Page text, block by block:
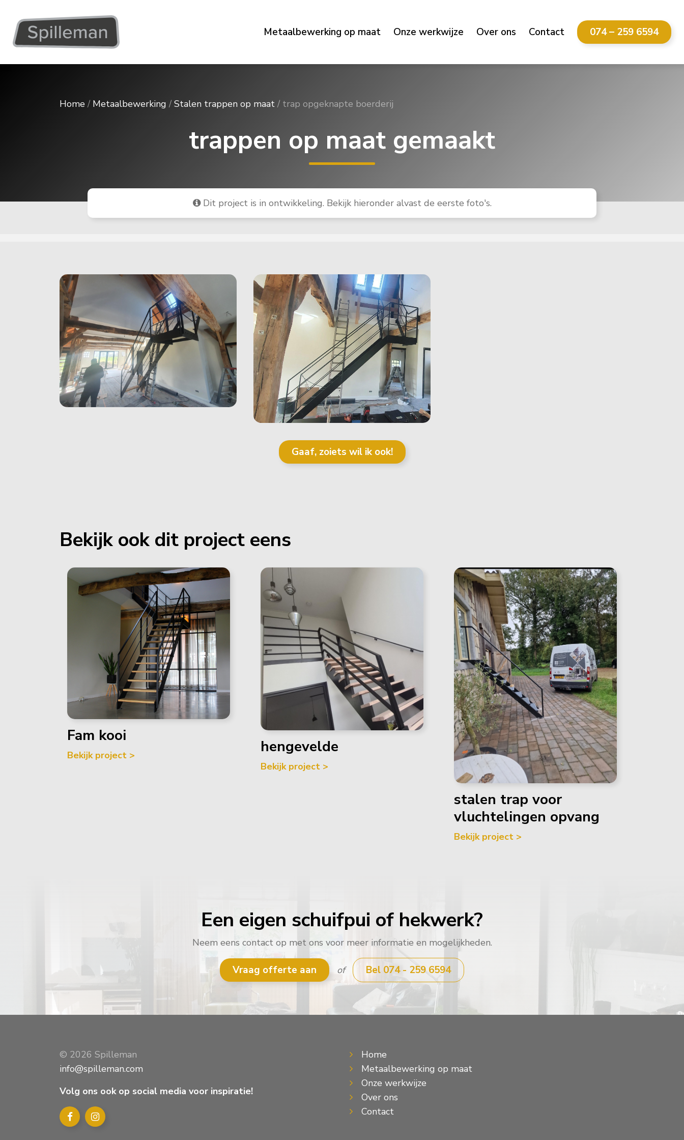
Metaalbewerking op maat Onze werkwijze Over ons Contact 074 – 259 6594
Home / Metaalbewerking / Stalen trappen op maat / trap opgeknapte boerderij
trappen op maat gemaakt
Dit project is in ontwikkeling. Bekijk hieronder alvast de eerste foto's.
Gaaf, zoiets wil ik ook!
Bekijk ook dit project eens
Fam kooi
Bekijk project > hengevelde
Bekijk project >
stalen trap voor
vluchtelingen opvang
Bekijk project >
Een eigen schuifpui of hekwerk?
Neem eens contact op met ons voor meer informatie en mogelijkheden.
Vraag offerte aan of Bel 074 - 259 6594
© 2026 Spilleman
info@spilleman.com
Volg ons ook op social media voor inspiratie!
Home
Metaalbewerking op maat
Onze werkwijze
Over ons
Contact